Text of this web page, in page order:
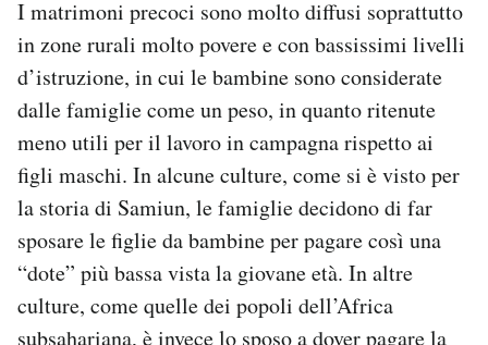
I matrimoni precoci sono molto diffusi soprattutto
in zone rurali molto povere e con bassissimi livelli
d’istruzione, in cui le bambine sono considerate
dalle famiglie come un peso, in quanto ritenute
meno utili per il lavoro in campagna rispetto ai
figli maschi. In alcune culture, come si è visto per
la storia di Samiun, le famiglie decidono di far
sposare le figlie da bambine per pagare così una
“dote” più bassa vista la giovane età. In altre
culture, come quelle dei popoli dell’Africa
subsahariana, è invece lo sposo a dover pagare la